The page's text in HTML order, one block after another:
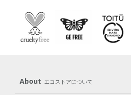
About エコストアについて